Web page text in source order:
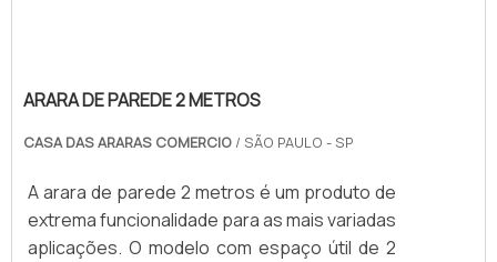
ARARA DE PAREDE 2 METROS
CASA DAS ARARAS COMERCIO / SÃO PAULO - SP
A arara de parede 2 metros é um produto de
extrema funcionalidade para as mais variadas
aplicações. O modelo com espaço útil de 2